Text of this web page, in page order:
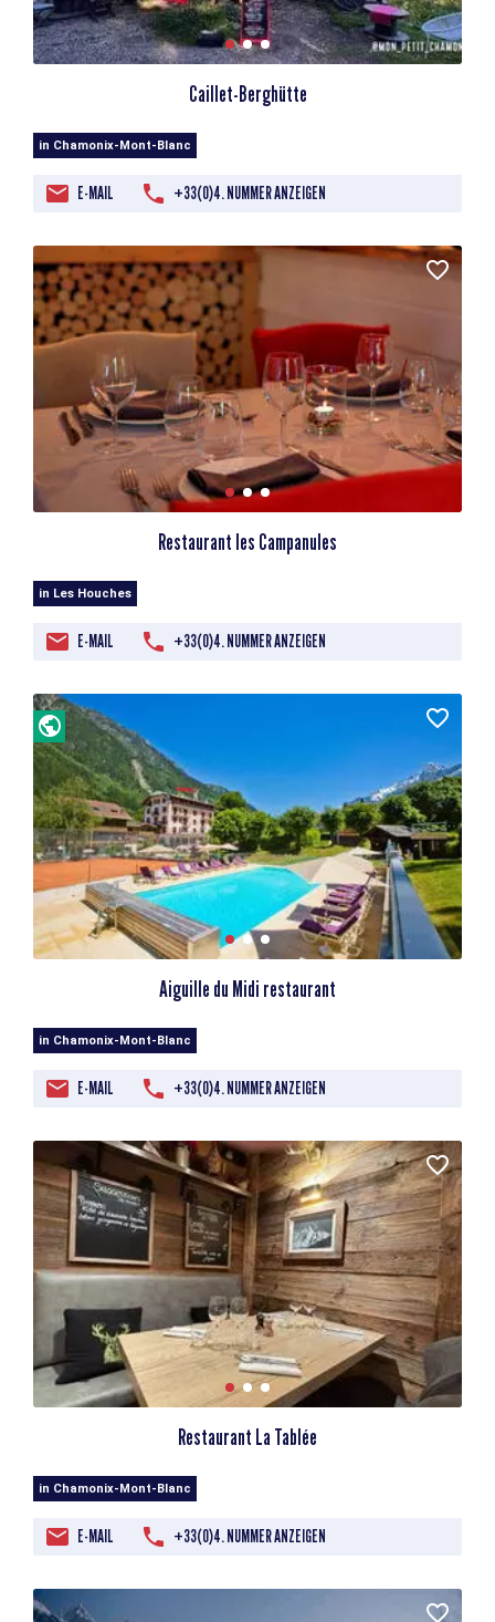
Caillet-Berghütte
in Chamonix-Mont-Blanc
E-MAIL +33(0)4. NUMMER ANZEIGEN
Restaurant les Campanules
in Les Houches
E-MAIL +33(0)4. NUMMER ANZEIGEN
Aiguille du Midi restaurant
in Chamonix-Mont-Blanc
E-MAIL +33(0)4. NUMMER ANZEIGEN
Restaurant La Tablée
in Chamonix-Mont-Blanc
E-MAIL +33(0)4. NUMMER ANZEIGEN